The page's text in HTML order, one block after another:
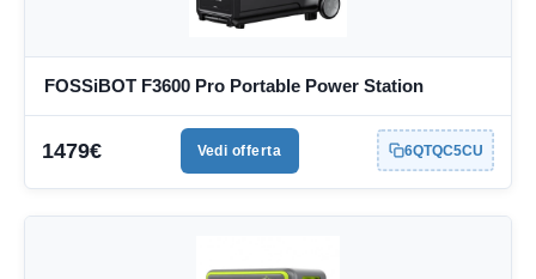
FOSSiBOT F3600 Pro Portable Power Station
1479€ Vedi offerta 6QTQC5CU